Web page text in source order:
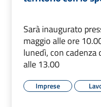
Sarà inaugurato
maggio alle ore
lunedì, con
alle 13.00
Imprese